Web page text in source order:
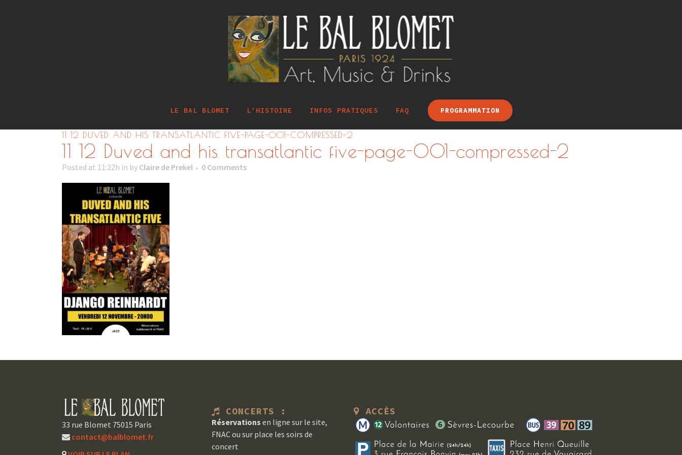
LE BAL BLOMET L’HISTOIRE INFOS PRATIQUES FAQ PROGRAMMATION
11 12 DUVED AND HIS TRANSATLANTIC FIVE-PAGE-001-COMPRESSED-2
11 12 Duved and his transatlantic five-page-001-compressed-2
Posted at 11:22h in by Claire de Prekel 0 Comments
33 rue Blomet 75015 Paris
contact@balblomet.fr
CONCERTS :
Réservations en ligne sur le site,
FNAC ou sur place les soirs de
concert
ACCÈS